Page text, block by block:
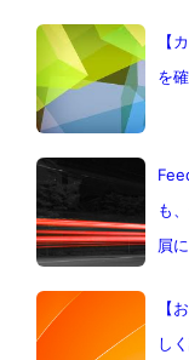
【
を
も
屓に
【
し